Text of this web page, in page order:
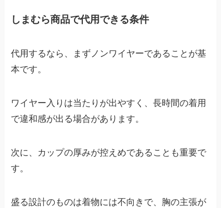
しまむら商品で代用できる条件
代用するなら、まずノンワイヤーであることが基
本です。
ワイヤー入りは当たりが出やすく、長時間の着用
で違和感が出る場合があります。
次に、カップの厚みが控えめであることも重要で
す。
盛る設計のものは着物には不向きで、胸の主張が